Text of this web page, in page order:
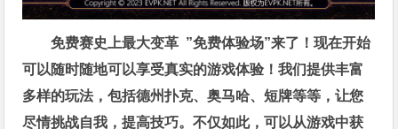
免费赛史上最大变革 ”免费体验场”来了！现在开始
可以随时随地可以享受真实的游戏体验！我们提供丰富
多样的玩法，包括德州扑克、奥马哈、短牌等等，让您
尽情挑战自我，提高技巧。不仅如此，可以从游戏中获